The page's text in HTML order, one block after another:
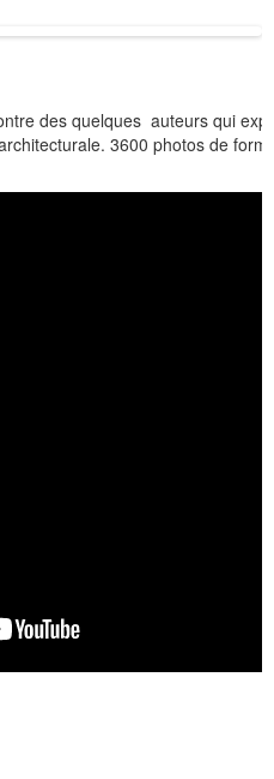
des quelques auteurs qui
3600 photos de